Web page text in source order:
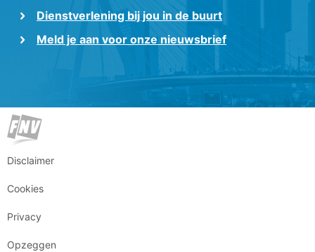
Dienstverlening bij jou in de buurt
Meld je aan voor onze nieuwsbrief
Disclaimer
Cookies
Privacy
Opzeggen